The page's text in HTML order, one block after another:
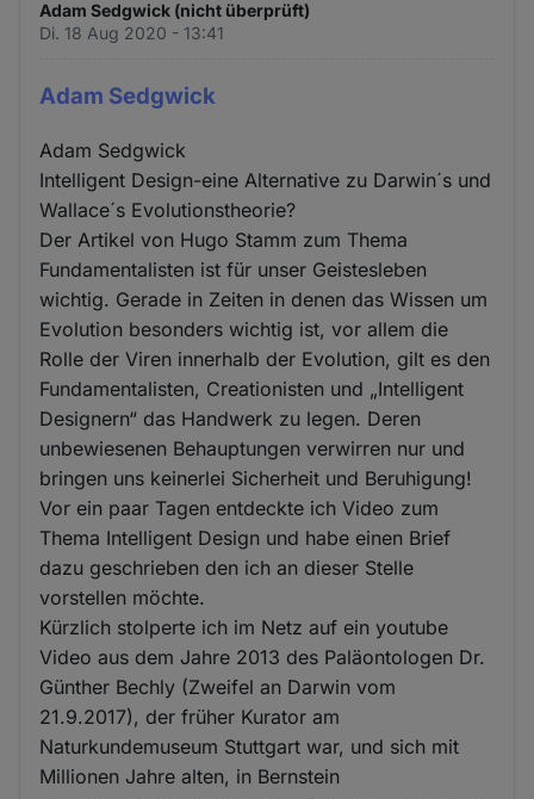
Adam Sedgwick (nicht überprüft)
Di. 18 Aug 2020 - 13:41
Adam Sedgwick
Adam Sedgwick
Intelligent Design-eine Alternative zu Darwin´s und
Wallace´s Evolutionstheorie?
Der Artikel von Hugo Stamm zum Thema
Fundamentalisten ist für unser Geistesleben
wichtig. Gerade in Zeiten in denen das Wissen um
Evolution besonders wichtig ist, vor allem die
Rolle der Viren innerhalb der Evolution, gilt es den
Fundamentalisten, Creationisten und „Intelligent
Designern“ das Handwerk zu legen. Deren
unbewiesenen Behauptungen verwirren nur und
bringen uns keinerlei Sicherheit und Beruhigung!
Vor ein paar Tagen entdeckte ich Video zum
Thema Intelligent Design und habe einen Brief
dazu geschrieben den ich an dieser Stelle
vorstellen möchte.
Kürzlich stolperte ich im Netz auf ein youtube
Video aus dem Jahre 2013 des Paläontologen Dr.
Günther Bechly (Zweifel an Darwin vom
21.9.2017), der früher Kurator am
Naturkundemuseum Stuttgart war, und sich mit
Millionen Jahre alten, in Bernstein